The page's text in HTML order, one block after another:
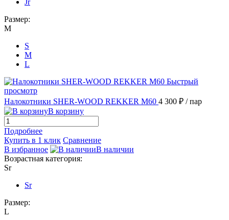
Размер:
M
S
M
L
Быстрый
просмотр
Налокотники SHER-WOOD REKKER M60 4 300 ₽ / пар
В корзину
Подробнее
Купить в 1 клик Сравнение
В избранное
В наличии
Возрастная категория:
Sr
Sr
Размер:
L